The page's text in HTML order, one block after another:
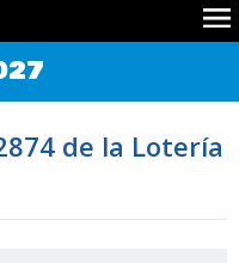
de la Lotería